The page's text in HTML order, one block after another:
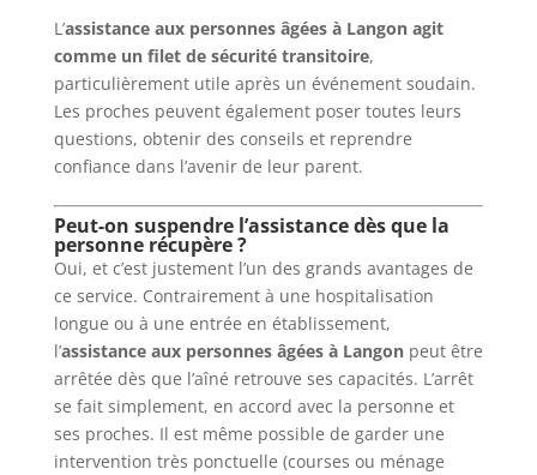
L’assistance aux personnes âgées à Langon agit
comme un filet de sécurité transitoire,
particulièrement utile après un événement soudain.
Les proches peuvent également poser toutes leurs
questions, obtenir des conseils et reprendre
confiance dans l’avenir de leur parent.
Peut-on suspendre l’assistance dès que la
personne récupère ?
Oui, et c’est justement l’un des grands avantages de
ce service. Contrairement à une hospitalisation
longue ou à une entrée en établissement,
l’assistance aux personnes âgées à Langonpeut être
arrêtée dès que l’aîné retrouve ses capacités. L’arrêt
se fait simplement, en accord avec la personne et
ses proches. Il est même possible de garder une
intervention très ponctuelle (courses ou ménage